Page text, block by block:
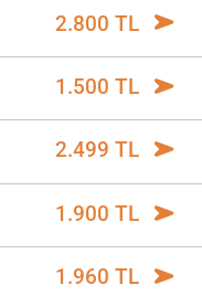
2.800 TL
1.500 TL
2.499 TL
1.900 TL
1.960 TL